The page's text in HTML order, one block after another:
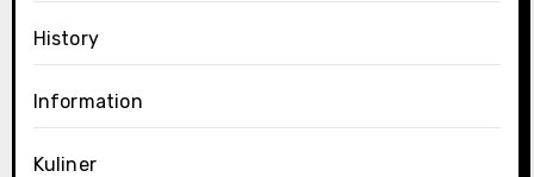
History
Information
Kuliner